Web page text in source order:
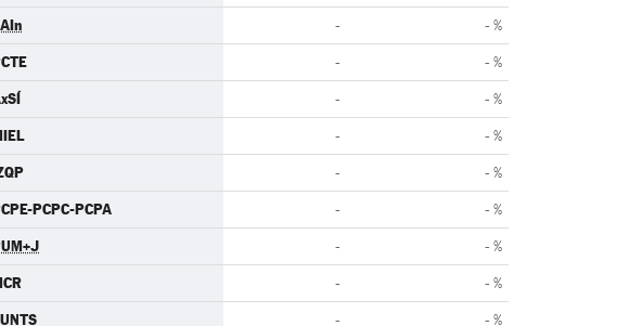
- - %
- - %
- - %
- - %
- - %
PCPC-PCPA - - %
- - %
- - %
- - %